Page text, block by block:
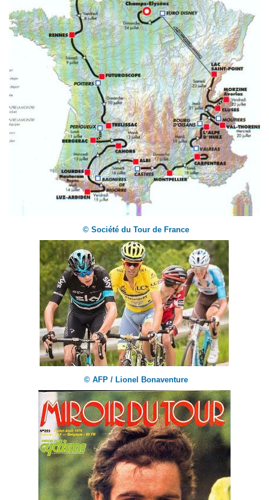
© Société du Tour de France
© AFP / Lionel Bonaventure